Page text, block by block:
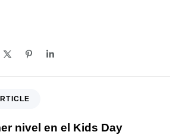
nivel en el Kids Day